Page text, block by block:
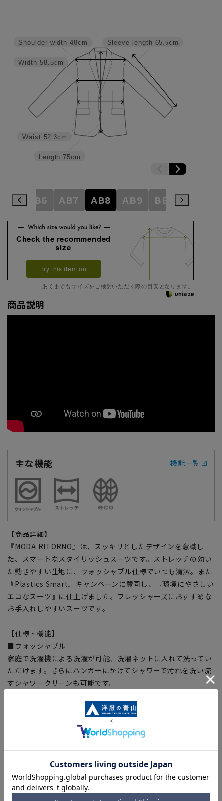
Sleeve length 65.5cm
Length 75cm
Waist 52.3cm
Width 58.5cm
Shoulder width 48cm
AB6 AB7 AB8 AB9 BE3 BE4
Check the recommended
size
Try this item on
あくまでもサイズをご検討いただく際の目安となります。
商品説明
主な機能 機能一覧
【商品詳細】
『MODA RITORNO』は、スッキリとしたデザインを意識し
た、スマートなスタイリッシュスーツです。ストレッチの効い
た動きやすい生地に、ウォッシャブル仕様でいつも清潔。また
『Plastics Smart』キャンペーンに賛同し、『環境にやさしい
エコなスーツ』に仕上げました。フレッシャーズにおすすめな
お手入れしやすいスーツです。
【仕様・機能】
■ウォッシャブル
家庭で洗濯機による洗濯が可能、洗濯ネットに入れて洗ってい
ただけます。さらにハンガーにかけてシャワーで汚れを洗い流
すシャワークリーンも可能です。
身体の動きを阻害しない抜群の着心地。
生地特性により綺麗なプリーツラインをキープ。
に賛同しています。
■ECOBLUE®
『ECOBLUE』はマテリアルリサイクルにより、ペットボトル